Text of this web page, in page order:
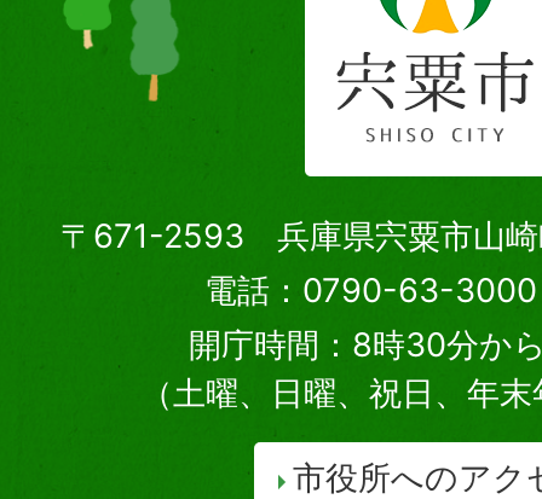
〒671-2593 兵庫県宍粟市山崎
電話：0790-63-3000
開庁時間：8時30分か
（土曜、日曜、祝日、年
市役所へのアク